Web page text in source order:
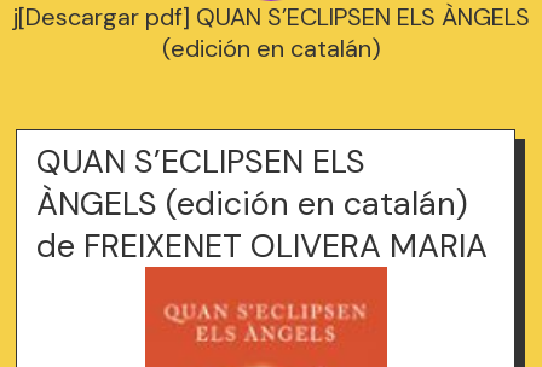
j[Descargar pdf] QUAN S’ECLIPSEN ELS ÀNGELS
(edición en catalán)
QUAN S’ECLIPSEN ELS
ÀNGELS (edición en catalán)
de FREIXENET OLIVERA MARIA